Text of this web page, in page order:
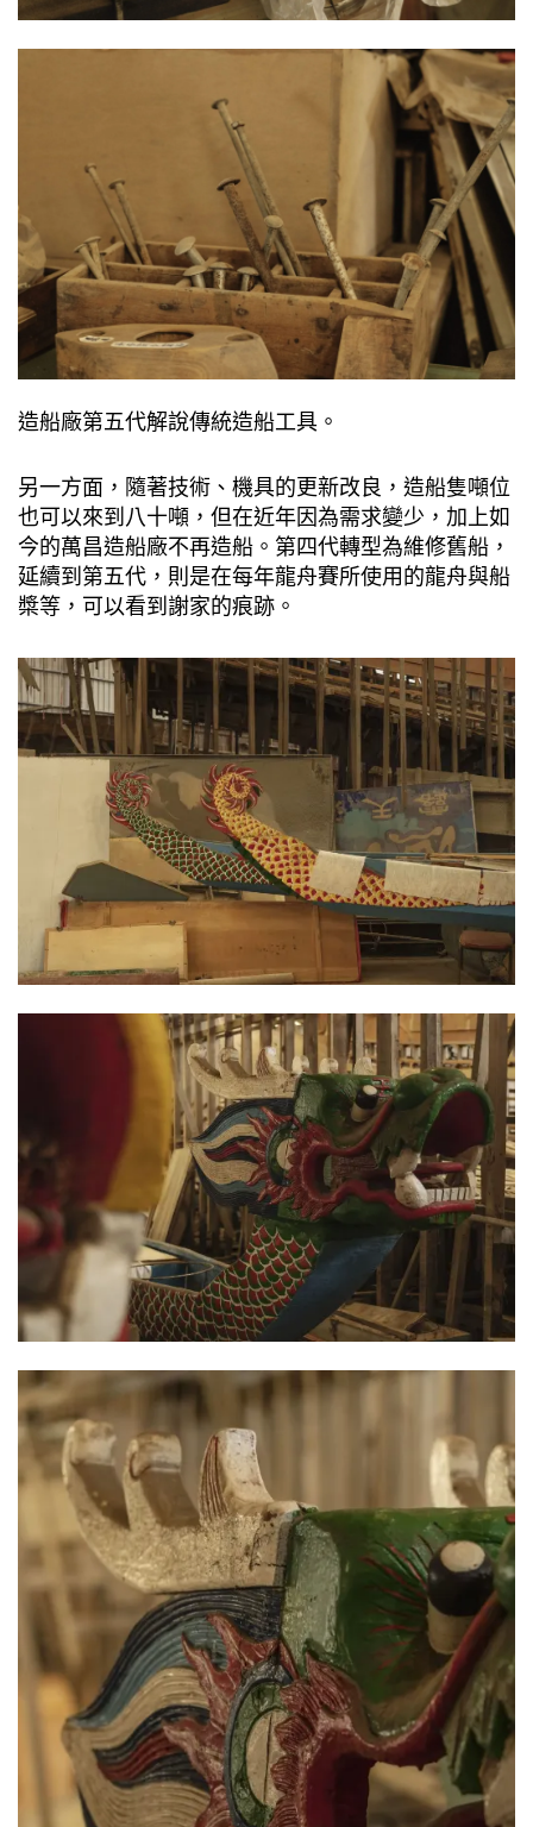
造船廠第五代解說傳統造船工具。
另一方面，隨著技術、機具的更新改良，造船隻噸位
也可以來到八十噸，但在近年因為需求變少，加上如
今的萬昌造船廠不再造船。第四代轉型為維修舊船，
延續到第五代，則是在每年龍舟賽所使用的龍舟與船
槳等，可以看到謝家的痕跡。